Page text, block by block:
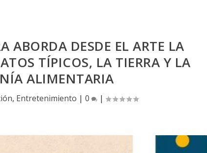
ABORDA DESDE EL ARTE LA
TÍPICOS, LA TIERRA Y LA
ALIMENTARIA
, Entretenimiento |0 |